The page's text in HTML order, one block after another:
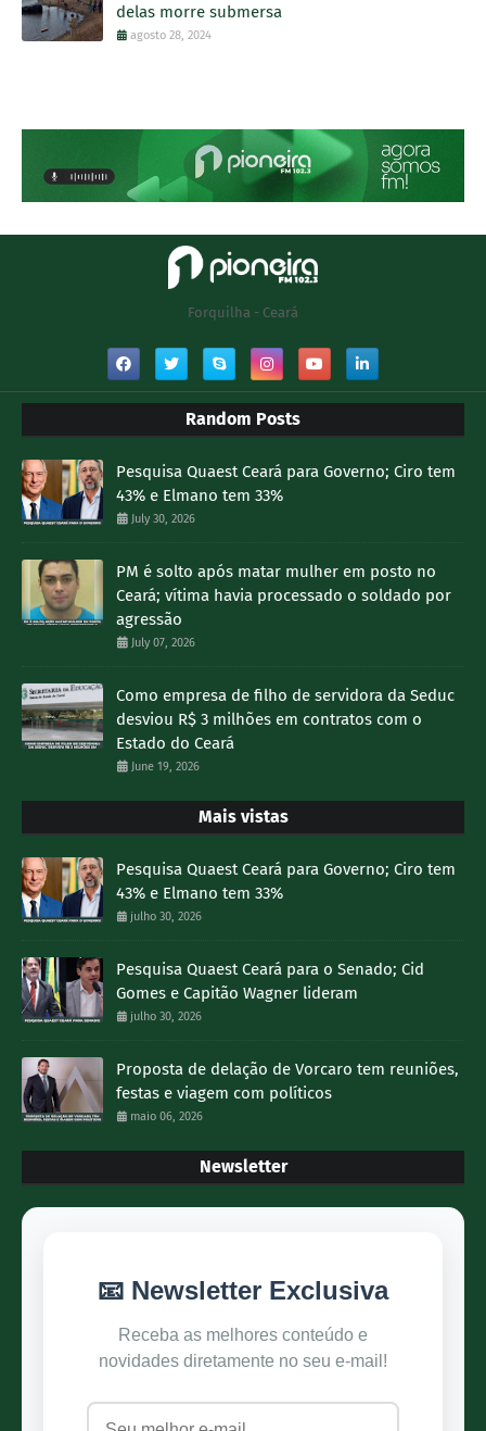
delas morre submersa
agosto 28, 2024
Forquilha - Ceará
Random Posts
Pesquisa Quaest Ceará para Governo; Ciro tem
43% e Elmano tem 33%
July 30, 2026
PM é solto após matar mulher em posto no
Ceará; vítima havia processado o soldado por
agressão
July 07, 2026
Como empresa de filho de servidora da Seduc
desviou R$ 3 milhões em contratos com o
Estado do Ceará
June 19, 2026
Mais vistas
Pesquisa Quaest Ceará para Governo; Ciro tem
43% e Elmano tem 33%
julho 30, 2026
Pesquisa Quaest Ceará para o Senado; Cid
Gomes e Capitão Wagner lideram
julho 30, 2026
Proposta de delação de Vorcaro tem reuniões,
festas e viagem com políticos
maio 06, 2026
Newsletter